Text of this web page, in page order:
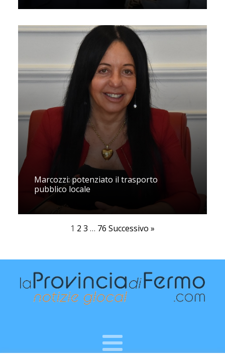
Marcozzi: potenziato il trasporto
pubblico locale
1 2 3 … 76 Successivo »